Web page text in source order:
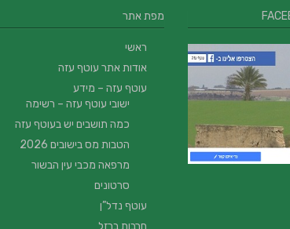
מפת אתר
ראשי
אודות אתר עוטף עזה
עוטף עזה – מידע
ישובי עוטף עזה – רשימה
כמה תושבים יש בעוטף עזה
הטבות מס בישובים 2026
מרפאה מכבי עין הבשור
סרטונים
עוטף נדל”ן
חרבות ברזל